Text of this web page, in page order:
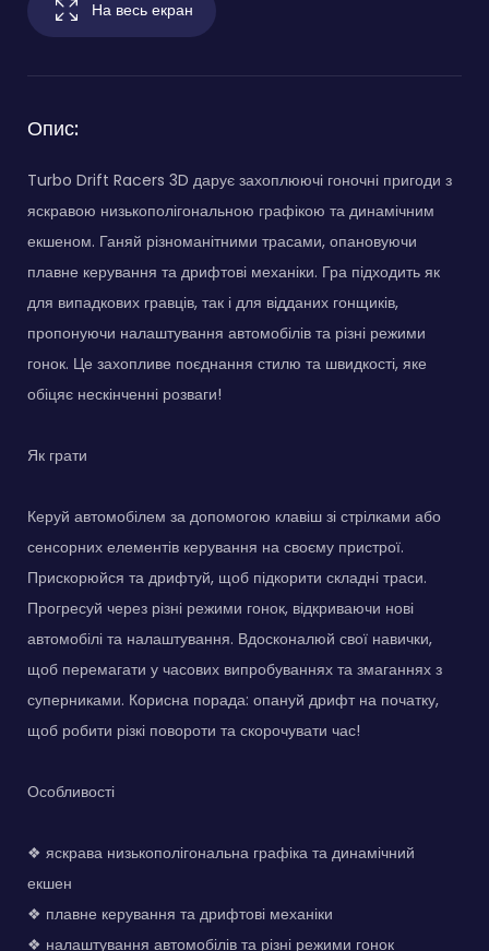
На весь екран
Опис:
Turbo Drift Racers 3D дарує захоплюючі гоночні пригоди з
яскравою низькополігональною графікою та динамічним
екшеном. Ганяй різноманітними трасами, опановуючи
плавне керування та дрифтові механіки. Гра підходить як
для випадкових гравців, так і для відданих гонщиків,
пропонуючи налаштування автомобілів та різні режими
гонок. Це захопливе поєднання стилю та швидкості, яке
обіцяє нескінченні розваги!
Як грати
Керуй автомобілем за допомогою клавіш зі стрілками або
сенсорних елементів керування на своєму пристрої.
Прискорюйся та дрифтуй, щоб підкорити складні траси.
Прогресуй через різні режими гонок, відкриваючи нові
автомобілі та налаштування. Вдосконалюй свої навички,
щоб перемагати у часових випробуваннях та змаганнях з
суперниками. Корисна порада: опануй дрифт на початку,
щоб робити різкі повороти та скорочувати час!
Особливості
❖ яскрава низькополігональна графіка та динамічний
екшен
❖ плавне керування та дрифтові механіки
❖ налаштування автомобілів та різні режими гонок